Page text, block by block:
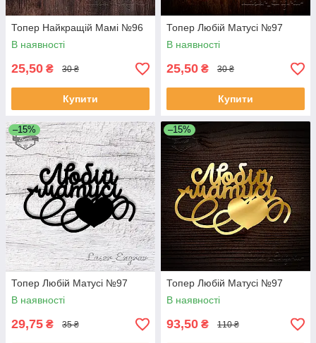
Топер Найкращій Мамі №96
В наявності
25,50 ₴ 30 ₴
Купити
Топер Любій Матусі №97
В наявності
25,50 ₴ 30 ₴
Купити
–15%
Топер Любій Матусі №97
В наявності
29,75 ₴ 35 ₴
–15%
Топер Любій Матусі №97
В наявності
93,50 ₴ 110 ₴